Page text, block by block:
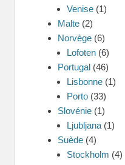
Venise (1)
Malte (2)
Norvège (6)
Lofoten (6)
Portugal (46)
Lisbonne (1)
Porto (33)
Slovénie (1)
Ljubljana (1)
Suède (4)
Stockholm (4)